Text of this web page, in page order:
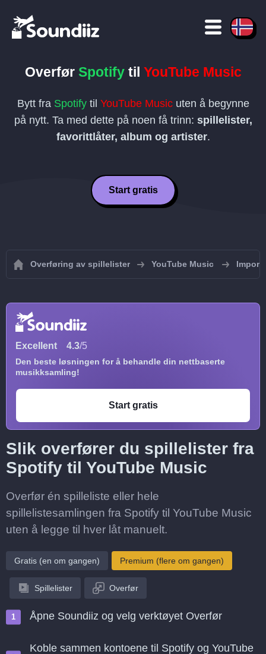
Overfør Spotifytil YouTube Music
Bytt fra Spotifytil YouTube Musicuten å begynne
på nytt. Ta med dette på noen få trinn: spillelister,
favorittlåter, album og artister.
Start gratis
Overføring av spillelister YouTube Music
Excellent 4.3/5
Den beste løsningen for å behandle din nettbaserte
musikksamling!
Start gratis
Slik overfører du spillelister fra
Spotify til YouTube Music
Overfør én spilleliste eller hele
spillelistesamlingen fra Spotify til YouTube Music
uten å legge til hver låt manuelt.
Gratis (en om gangen) Premium (flere om gangen)
Spillelister Overfør
Åpne Soundiiz og velg verktøyet Overfør
Koble sammen kontoene til Spotify og YouTube